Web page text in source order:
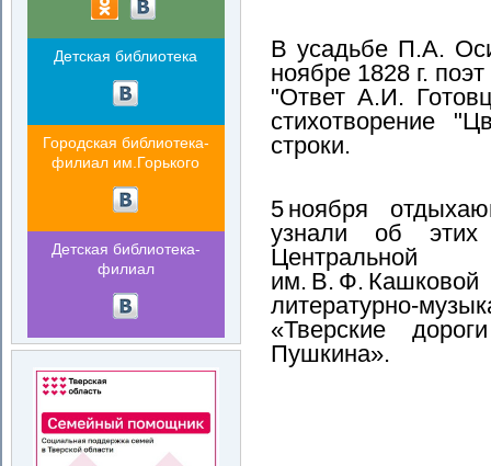
Детская библиотека
Городская библиотека-
филиал им.Горького
Детская библиотека-
филиал
В усадьбе П.А.
ноябре 1828 г.
"Ответ А.И.
стихотворение
строки.
5 ноября
узнали об этих
Центральной
им. В. Ф.
«Тверские
Пушкина».